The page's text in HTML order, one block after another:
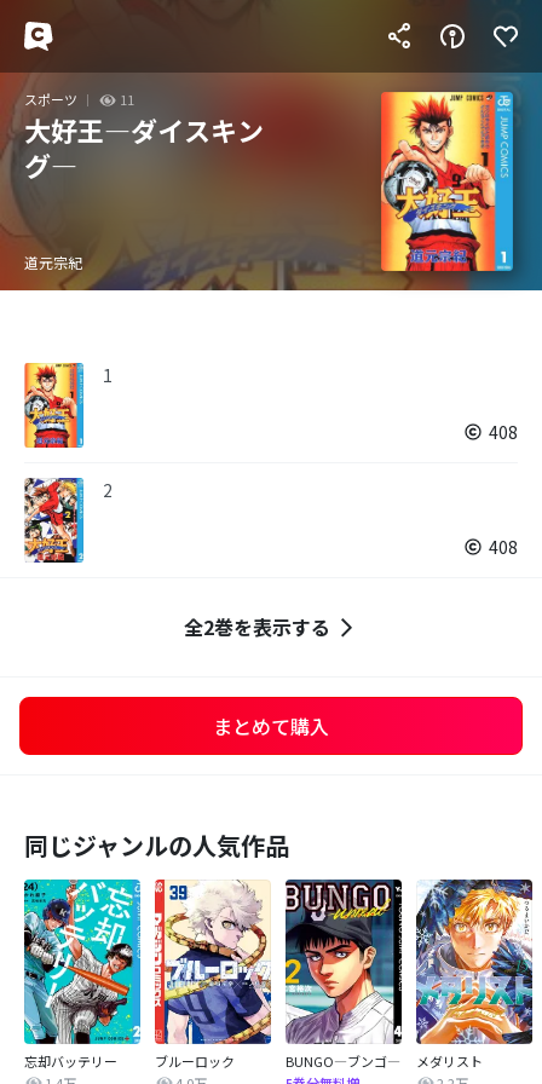
スポーツ 11
大好王―ダイスキン
グ―
道元宗紀
1
408
2
408
全2巻を表示する
まとめて購入
同じジャンルの人気作品
忘却バッテリー
ブルーロック
BUNGO―ブンゴ―
メダリスト